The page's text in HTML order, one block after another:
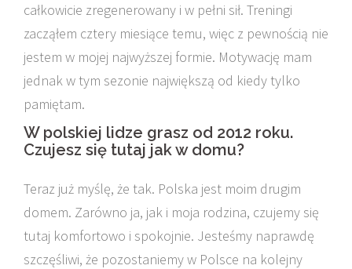
całkowicie zregenerowany i w pełni sił. Treningi
zacząłem cztery miesiące temu, więc z pewnością nie
jestem w mojej najwyższej formie. Motywację mam
jednak w tym sezonie największą od kiedy tylko
pamiętam.
W polskiej lidze grasz od 2012 roku.
Czujesz się tutaj jak w domu?
Teraz już myślę, że tak. Polska jest moim drugim
domem. Zarówno ja, jak i moja rodzina, czujemy się
tutaj komfortowo i spokojnie. Jesteśmy naprawdę
szczęśliwi, że pozostaniemy w Polsce na kolejny